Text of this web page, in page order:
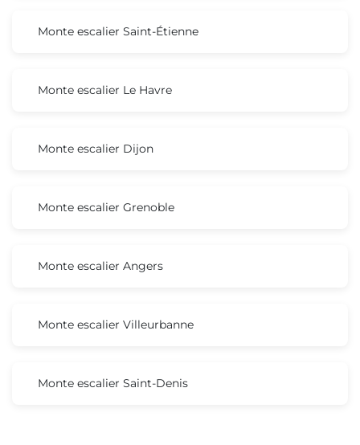
Monte escalier Saint-Étienne
Monte escalier Le Havre
Monte escalier Dijon
Monte escalier Grenoble
Monte escalier Angers
Monte escalier Villeurbanne
Monte escalier Saint-Denis